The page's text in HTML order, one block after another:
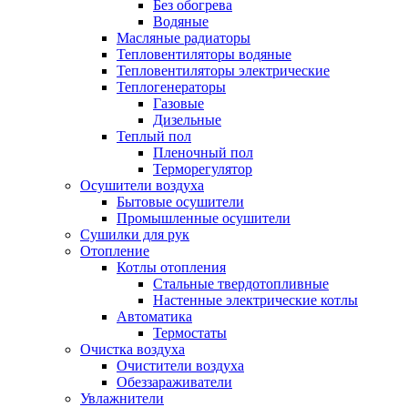
Без обогрева
Водяные
Масляные радиаторы
Тепловентиляторы водяные
Тепловентиляторы электрические
Теплогенераторы
Газовые
Дизельные
Теплый пол
Пленочный пол
Терморегулятор
Осушители воздуха
Бытовые осушители
Промышленные осушители
Сушилки для рук
Отопление
Котлы отопления
Стальные твердотопливные
Настенные электрические котлы
Автоматика
Термостаты
Очистка воздуха
Очистители воздуха
Обеззараживатели
Увлажнители